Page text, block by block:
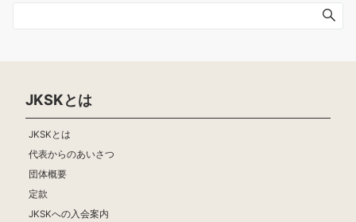
JKSKとは
JKSKとは
代表からのあいさつ
団体概要
定款
JKSKへの入会案内